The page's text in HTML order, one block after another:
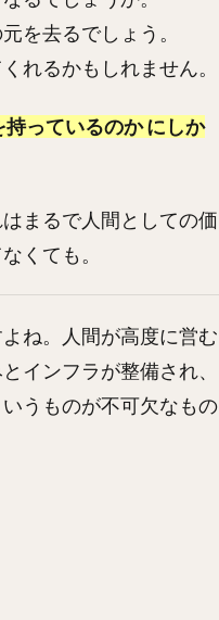
を去るでしょう。
れるかもしれません。
っているのか にしか
まるで人間としての価
くても。
ね。人間が高度に営む
インフラが整備され、
うものが不可欠なもの